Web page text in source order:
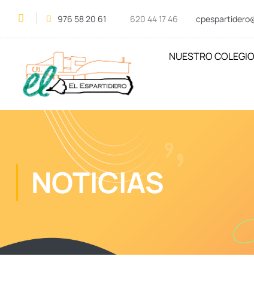
976 58 20 61 620 44 17 46
NUESTRO COLEGIO
NOTICIAS